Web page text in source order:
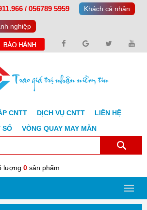
/ 056789 5959 Khách cá nhân
nghiệp
CNTT DỊCH VỤ CNTT
LIÊN HỆ
SỐ VÒNG QUAY MAY MẮN
lượng 0 sản phẩm